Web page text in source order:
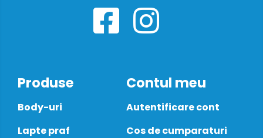
Produse
Body-uri
Lapte praf
Contul meu
Autentificare cont
Cos de cumparaturi